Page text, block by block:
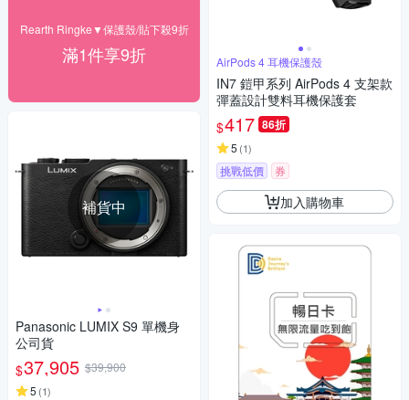
Rearth Ringke▼保護殼/貼下殺9折
滿1件享9折
補貨中
Panasonic LUMIX S9 單機身
公司貨
$37,905 $39,900
5 (1)
AirPods 4 耳機保護殼
IN7 鎧甲系列 AirPods 4 支架款
彈蓋設計雙料耳機保護套
$417 86折
5 (1)
挑戰低價 券
加入購物車